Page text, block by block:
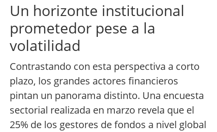
Un horizonte institucional
prometedor pese a la
volatilidad
Contrastando con esta perspectiva a corto
plazo, los grandes actores financieros
pintan un panorama distinto. Una encuesta
sectorial realizada en marzo revela que el
25% de los gestores de fondos a nivel global